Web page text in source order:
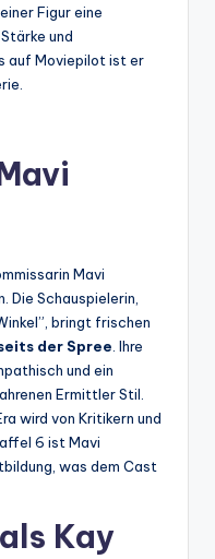
Figur eine
und
auf Moviepilot ist er
Mavi
Die Schauspielerin,
bringt frischen
der Spree . Ihre
und ein
Ermittler Stil.
wird von Kritikern und
6 ist Mavi
was dem Cast
Kay